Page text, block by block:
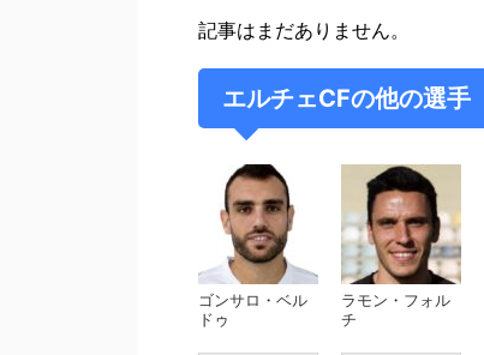
記事はまだありません。
エルチェCFの他の選手
ゴンサロ・ベル
ドゥ
ラモン・フォル
チ